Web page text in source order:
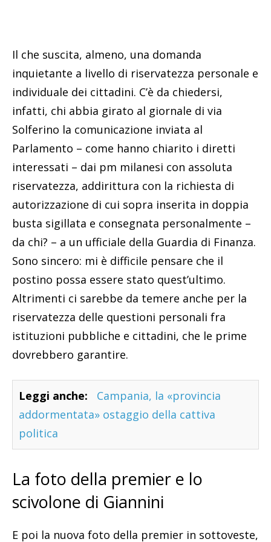
Il che suscita, almeno, una domanda
inquietante a livello di riservatezza personale e
individuale dei cittadini. C’è da chiedersi,
infatti, chi abbia girato al giornale di via
Solferino la comunicazione inviata al
Parlamento – come hanno chiarito i diretti
interessati – dai pm milanesi con assoluta
riservatezza, addirittura con la richiesta di
autorizzazione di cui sopra inserita in doppia
busta sigillata e consegnata personalmente –
da chi? – a un ufficiale della Guardia di Finanza.
Sono sincero: mi è difficile pensare che il
postino possa essere stato quest’ultimo.
Altrimenti ci sarebbe da temere anche per la
riservatezza delle questioni personali fra
istituzioni pubbliche e cittadini, che le prime
dovrebbero garantire.
Leggi anche:
Campania, la «provincia
addormentata» ostaggio della cattiva
politica
La foto della premier e lo
scivolone di Giannini
E poi la nuova foto della premier in sottoveste,